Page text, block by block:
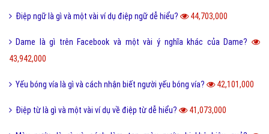
Điệp ngữ là gì và một vài ví dụ điệp ngữ dễ hiểu? 44,703,000
Dame là gì trên Facebook và một vài ý nghĩa khác của Dame?
43,942,000
Yếu bóng vía là gì và cách nhận biết người yếu bóng vía? 42,101,000
Điệp từ là gì và một vài ví dụ về điệp từ dễ hiểu? 41,073,000